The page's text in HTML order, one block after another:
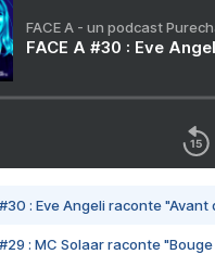
FACE A - un podcast
FACE A #30 : Eve
#30 : Eve Angeli raconte "Avant
#29 : MC Solaar raconte